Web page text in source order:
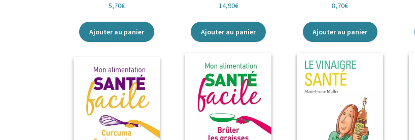
5,70€
Ajouter au panier
14,90€
Ajouter au panier
8,70€
Ajouter au panier